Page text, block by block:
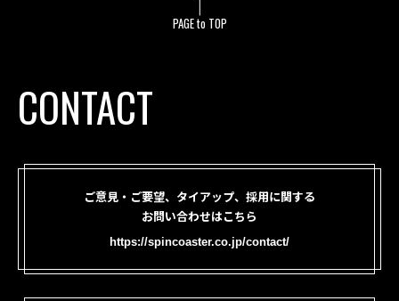
PAGE to TOP
CONTACT
ご意見・ご要望、タイアップ、採用に関する
お問い合わせはこちら
https://spincoaster.co.jp/contact/